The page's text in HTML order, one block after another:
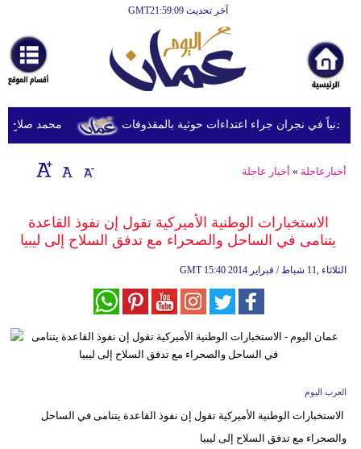
آخر تحديث GMT21:59:09
أخبارعاجلة
رياضة
ثقافة
إقتصاد
وموسيقى
سياحة
محمد صلاح يصل
أخبارعاجلة » أخبار عاجلة
الاستخبارات الوطنية الأميركية تقول إن نفوذ القاعدة
يتنامى في الساحل والصحراء مع تدفق السلاح إلى ليبيا
GMT 15:40 2014 الثلاثاء ,11 شباط / فبراير
العرب اليوم
الاستخبارات الوطنية الأميركية تقول إن نفوذ القاعدة يتنامى في الساحل
والصحراء مع تدفق السلاح إلى ليبيا